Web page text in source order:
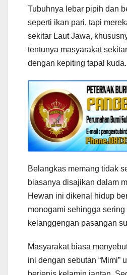
Tubuhnya lebar pipih dan
seperti ikan pari, tapi
sekitar Laut Jawa,
tentunya masyarakat
dengan kepiting tapal kuda.
Belangkas memang tidak
biasanya disajikan dalam
Hewan ini dikenal hidup
monogami sehingga sering
kelanggengan pasangan
Masyarakat biasa
ini dengan sebutan “Mimi”